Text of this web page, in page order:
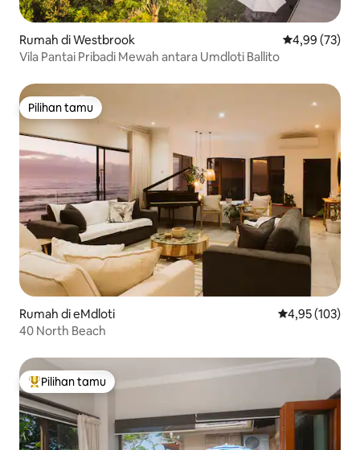
Rumah di Westbrook Nilai rata-rata
4,99 (73)
Vila Pantai Pribadi Mewah antara Umdloti Ballito
Pilihan tamu
Pilihan tamu
Rumah di eMdloti Nilai rata-rata
4,95 (103)
40 North Beach
Pilihan tamu terpopuler
Pilihan tamu